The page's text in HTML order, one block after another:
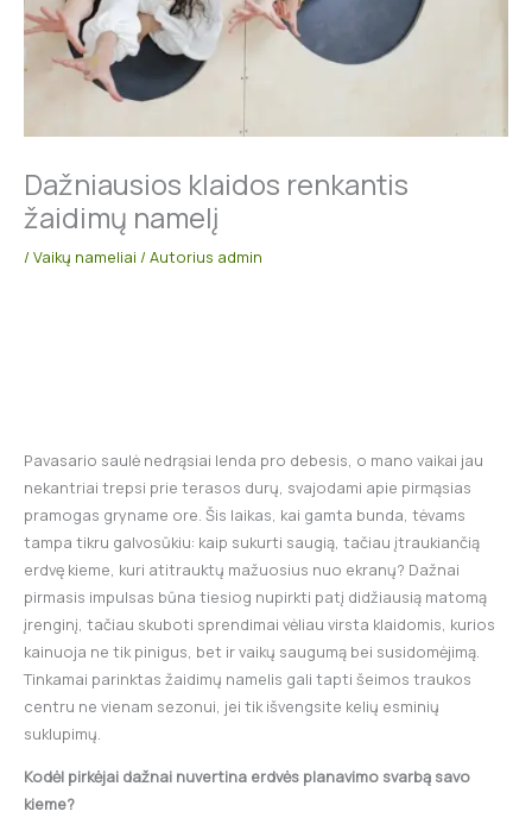
Dažniausios klaidos renkantis
žaidimų namelį
/ Vaikų nameliai / Autorius admin
Pavasario saulė nedrąsiai lenda pro debesis, o mano vaikai jau
nekantriai trepsi prie terasos durų, svajodami apie pirmąsias
pramogas gryname ore. Šis laikas, kai gamta bunda, tėvams
tampa tikru galvosūkiu: kaip sukurti saugią, tačiau įtraukiančią
erdvę kieme, kuri atitrauktų mažuosius nuo ekranų? Dažnai
pirmasis impulsas būna tiesiog nupirkti patį didžiausią matomą
įrenginį, tačiau skuboti sprendimai vėliau virsta klaidomis, kurios
kainuoja ne tik pinigus, bet ir vaikų saugumą bei susidomėjimą.
Tinkamai parinktas žaidimų namelis gali tapti šeimos traukos
centru ne vienam sezonui, jei tik išvengsite kelių esminių
suklupimų.
Kodėl pirkėjai dažnai nuvertina erdvės planavimo svarbą savo
kieme?